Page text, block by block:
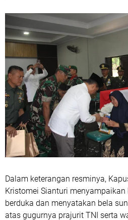
Dalam keterangan resminya,
Kristomei Sianturi
berduka dan menyatakan bela
atas gugurnya prajurit TNI serta